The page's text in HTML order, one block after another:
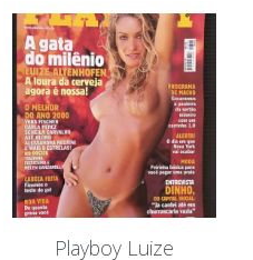
Playboy Luize